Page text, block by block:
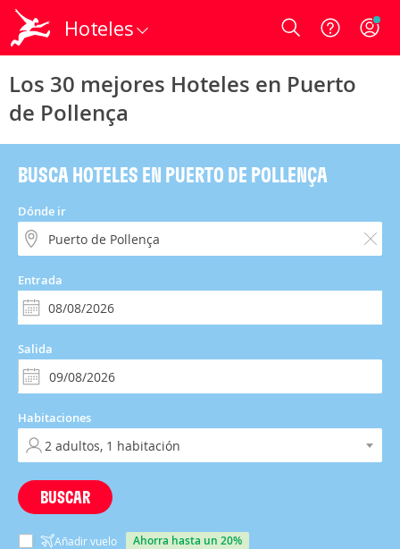
Hoteles Login
Los 30 mejores Hoteles en Puerto
de Pollença
BUSCA HOTELES EN PUERTO DE POLLENÇA
Dónde ir
Entrada
Salida
Habitaciones
BUSCAR
Añadir vuelo ahorra hasta un 20%